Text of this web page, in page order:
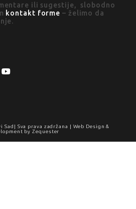
ili sugestije, slobodno
kontakt forme – želimo da
Sad | Sva prava zadržana | Web Design &
byZequester